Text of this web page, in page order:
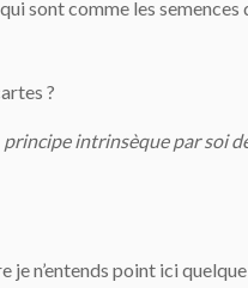
sont comme les
?
principe intrinsèque par soi
n’entends point ici